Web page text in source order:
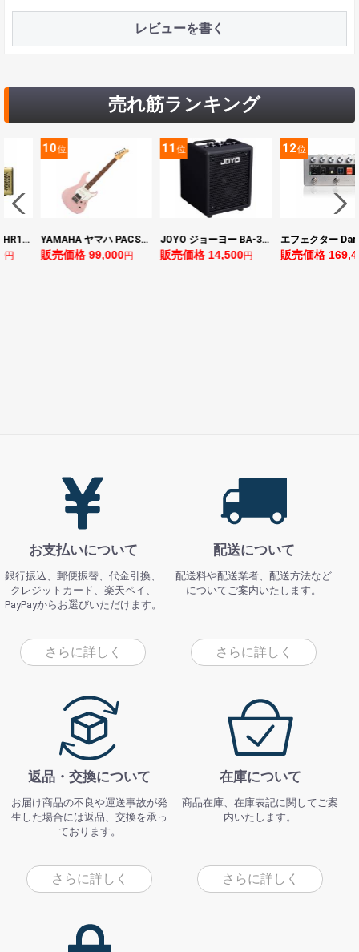
レビューを書く
売れ筋ランキング
ヤマハ YAMAHA THR10II 小型ギターアンプ
円
10位
YAMAHA ヤマハ PACS+12 ASP Pacifica Standard Plus パシフィカスタンダードプラス エレキギター
販売価格 99,000円
11位
JOYO ジョーヨー BA-30 VIBE CUBE BLK 30W 小型ベースアンプ Bluetooth+OTGオーディオI/F搭載
販売価格 14,500円
12位
販売価格
お支払いについて
銀行振込、郵便振替、代金引換、
クレジットカード、楽天ペイ、
PayPayからお選びいただけます。
さらに詳しく
配送について
配送料や配送業者、配送方法など
についてご案内いたします。
さらに詳しく
返品・交換について
お届け商品の不良や運送事故が発
生した場合には返品、交換を承っ
ております。
さらに詳しく
在庫について
商品在庫、在庫表記に関してご案
内いたします。
さらに詳しく